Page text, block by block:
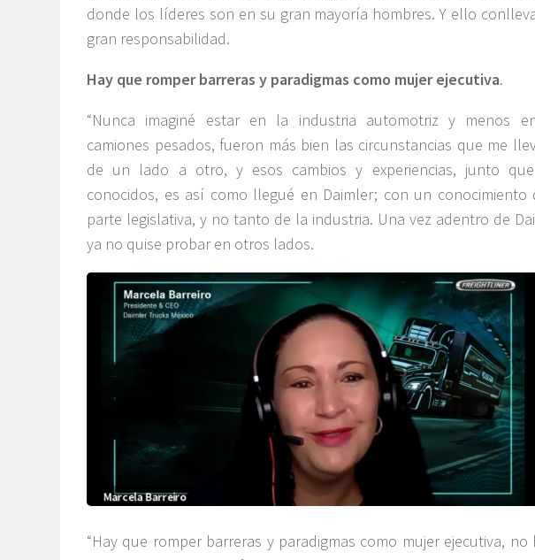
donde los líderes son en su gran mayoría hombres. Y ello
gran responsabilidad.
Hay que romper barreras y paradigmas como mujer ejecutiva.
“Nunca imaginé estar en la industria automotriz y menos
camiones pesados, fueron más bien las circunstancias que me
de un lado a otro, y esos cambios y experiencias, junto
conocidos, es así como llegué en Daimler; con un conocimiento
parte legislativa, y no tanto de la industria. Una vez adentro de
ya no quise probar en otros lados.
“Hay que romper barreras y paradigmas como mujer ejecutiva, no